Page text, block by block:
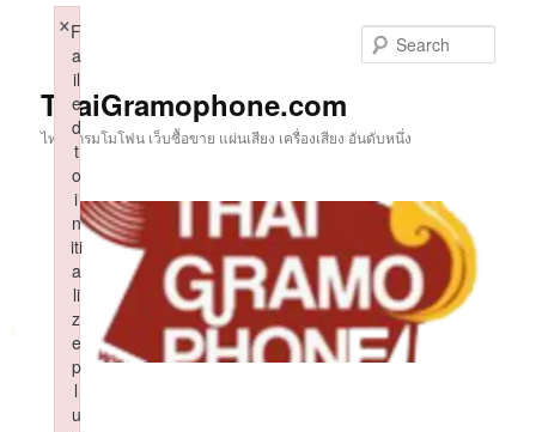
ThaiGramophone.com
ไทยแกรมโมโฟน เว็บซื้อขาย แผ่นเสียง เครื่องเสียง อันดับหนึ่ง
F
a
il
e
d
t
o
i
n
iti
a
li
z
e
p
l
u
×